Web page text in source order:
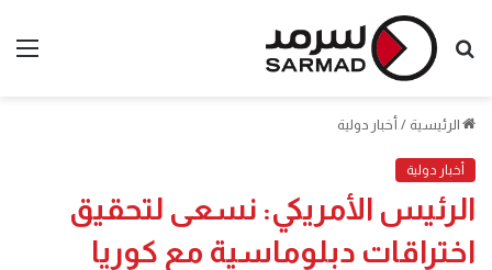
بحث
الرئيسية / أخبار دولية
أخبار دولية
الرئيس الأمريكي: نسعى لتحقيق
اختراقات دبلوماسية مع كوريا